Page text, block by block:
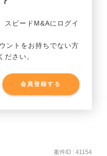
スピードM&Aにログイ
ントをお持ちでない方
ださい。
会員登録する
案件ID : 41154